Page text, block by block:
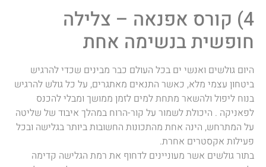
4) קורס אפנאה – צלילה
חופשית בנשימה אחת
היום גולשים ואנשי ים בכל העולם כבר מבינים שכדי להרגיש
ביטחון עצמי מלא, כאשר התנאים מאתגרים, על כל גולש להרגיש
בנוח ליפול ולהשאר מתחת למים לזמן ממושך ומבלי להכנס
לפאניקה . היכולת לשמור על קור-הרוח במהלך איבוד של שליטה
על המתרחש, הינה אחת מהתכונות החשובות ביותר בגלישה ובכל
פעילות אקסטרים אחרת.
בתור גולשים אשר מעוניינים לדחוף את רמת הגלישה קדימה